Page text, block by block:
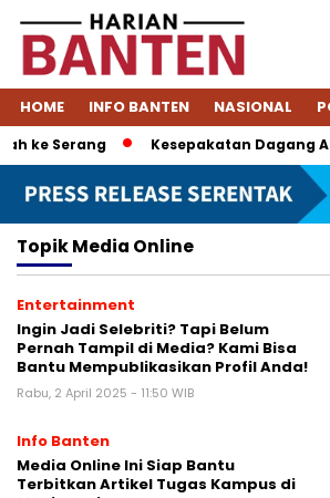
HOME INFO BANTEN NASIONAL
ke Serang Kesepakatan Dagang
TopikMedia Online
Entertainment
Ingin Jadi Selebriti? Tapi Belum
Pernah Tampil di Media? Kami Bisa
Bantu Mempublikasikan Profil Anda!
Rabu, 2 April 2025 - 11:50 WIB
Info Banten
Media Online Ini Siap Bantu
Terbitkan Artikel Tugas Kampus di